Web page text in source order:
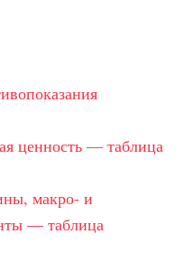
ценность — таблица
макро- и
— таблица